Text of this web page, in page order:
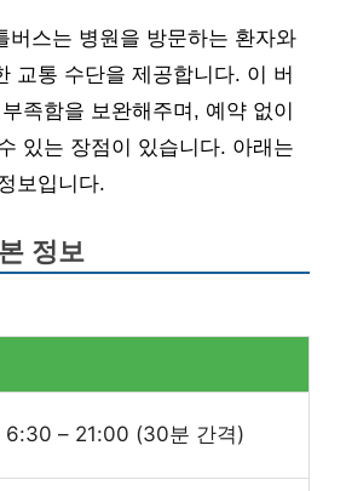
버스는 병원을 방문하는 환자와
교통 수단을 제공합니다. 이 버
족함을 보완해주며, 예약 없이
있는 장점이 있습니다. 아래는
보입니다.
정보
6:30 – 21:00 (30분 간격)